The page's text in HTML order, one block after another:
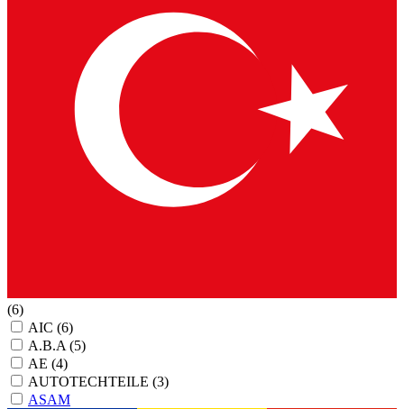
(6)
AIC (6)
A.B.A (5)
AE (4)
AUTOTECHTEILE (3)
ASAM